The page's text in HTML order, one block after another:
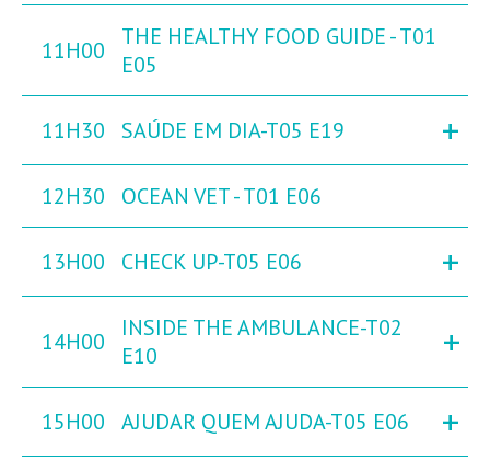
11H00
THE HEALTHY FOOD GUIDE - T01
E05
11H30 SAÚDE EM DIA-T05 E19 +
12H30 OCEAN VET - T01 E06
13H00 CHECK UP-T05 E06 +
14H00
INSIDE THE AMBULANCE-T02
E10
+
15H00 AJUDAR QUEM AJUDA-T05 E06 +